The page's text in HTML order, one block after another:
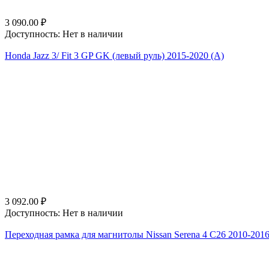
3 090.00 ₽
Доступность: Нет в наличии
Honda Jazz 3/ Fit 3 GP GK (левый руль) 2015-2020 (A)
3 092.00 ₽
Доступность: Нет в наличии
Переходная рамка для магнитолы Nissan Serena 4 C26 2010-